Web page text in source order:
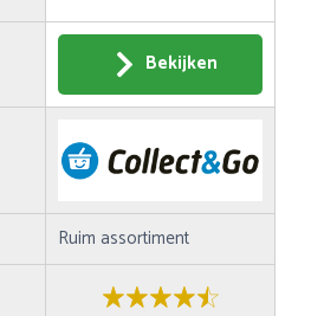
Bekijken
Ruim assortiment